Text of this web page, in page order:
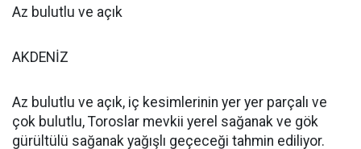
Az bulutlu ve açık
AKDENİZ
Az bulutlu ve açık, iç kesimlerinin yer yer parçalı ve
çok bulutlu, Toroslar mevkii yerel sağanak ve gök
gürültülü sağanak yağışlı geçeceği tahmin ediliyor.